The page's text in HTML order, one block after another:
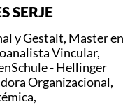
SERJE
y Gestalt, Master en
Vincular,
- Hellinger
Organizacional,